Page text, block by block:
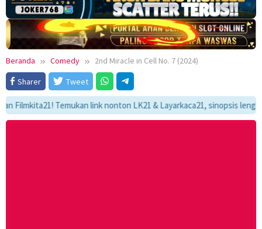
Beranda Comedy
2nd Miracle in Cell No. 7 (2024)
Sharer
Tweet
Temukan link nonton LK21 & Layarkaca21, sinopsis